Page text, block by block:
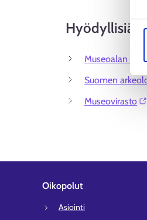
Hyödyllisiä
Museoalan
Suomen
Museovirasto⁠
Oikopolut
Asiointi